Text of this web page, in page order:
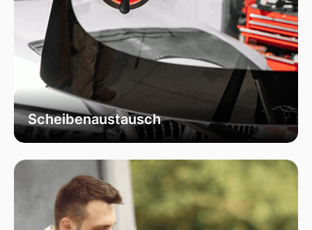
Scheibenaustausch
Bei uns erhalten Sie einen fachgerechten
Fahrzeugscheiben. Wir verwenden
ausschließlich hochwertiges Autoglas, das
speziell für Ihr Fahrzeugmodell geeignet ist, um
optimale Sicht und Sicherheit zu garantieren.